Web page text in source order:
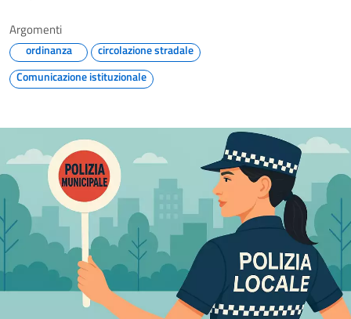
Argomenti
ordinanza
circolazione stradale
Comunicazione istituzionale